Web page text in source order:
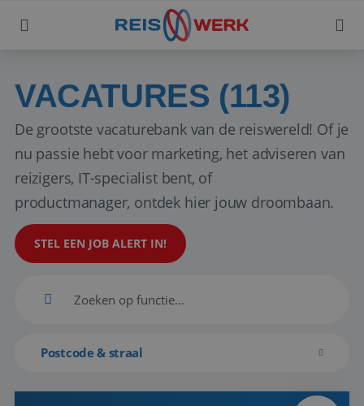
VACATURES (113)
De grootste vacaturebank van de reiswereld! Of je
nu passie hebt voor marketing, het adviseren van
reizigers, IT-specialist bent, of
productmanager, ontdek hier jouw droombaan.
STEL EEN JOB ALERT IN!
Postcode & straal